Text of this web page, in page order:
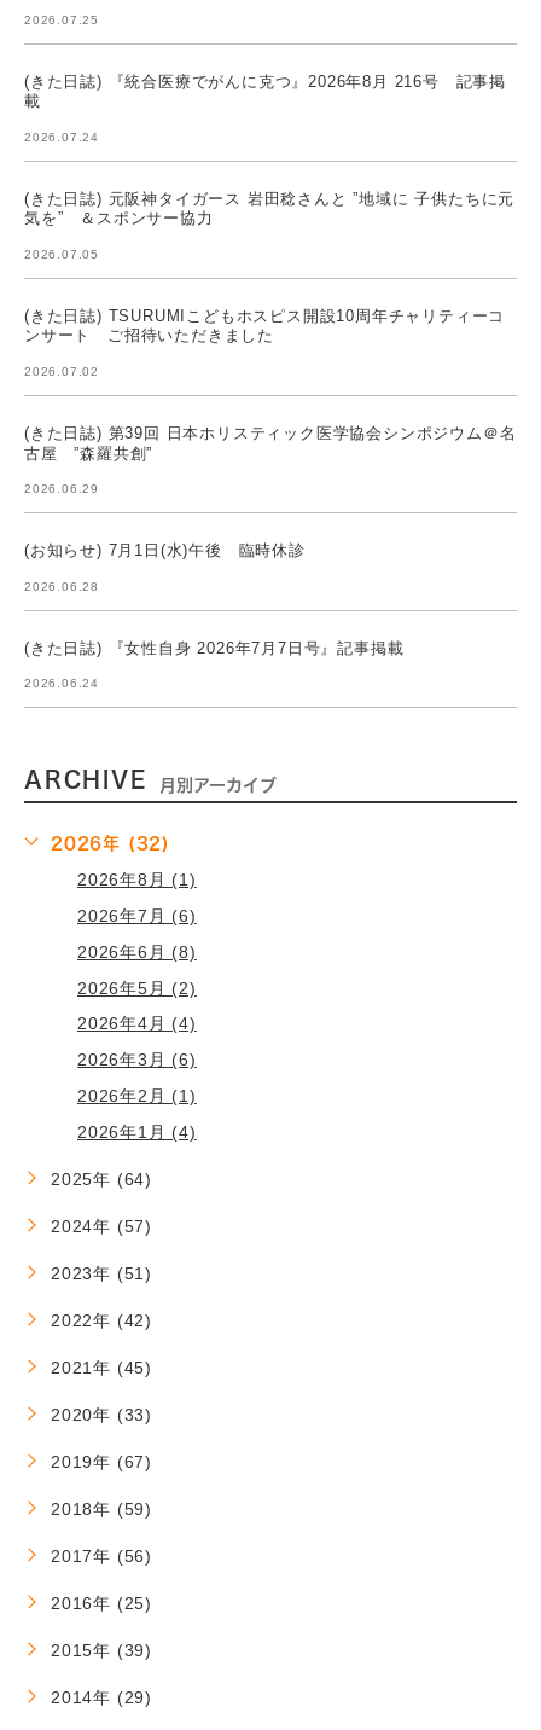
2026.07.25
(きた日誌) 『統合医療でがんに克つ』2026年8月 216号 記事掲
載
2026.07.24
(きた日誌) 元阪神タイガース 岩田稔さんと ”地域に 子供たちに元
気を” ＆スポンサー協力
2026.07.05
(きた日誌) TSURUMIこどもホスピス開設10周年チャリティーコ
ンサート ご招待いただきました
2026.07.02
(きた日誌) 第39回 日本ホリスティック医学協会シンポジウム＠名
古屋 ”森羅共創”
2026.06.29
(お知らせ) 7月1日(水)午後 臨時休診
2026.06.28
(きた日誌) 『女性自身 2026年7月7日号』記事掲載
2026.06.24
ARCHIVE 月別アーカイブ
2026年 (32)
2026年8月 (1)
2026年7月 (6)
2026年6月 (8)
2026年5月 (2)
2026年4月 (4)
2026年3月 (6)
2026年2月 (1)
2026年1月 (4)
2025年 (64)
2024年 (57)
2023年 (51)
2022年 (42)
2021年 (45)
2020年 (33)
2019年 (67)
2018年 (59)
2017年 (56)
2016年 (25)
2015年 (39)
2014年 (29)